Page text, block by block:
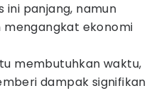
ini panjang, namun
ekonomi
membutuhkan waktu,
dampak signifikan